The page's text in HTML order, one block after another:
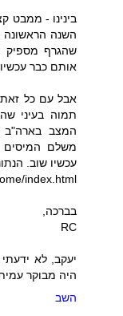
בינינו - ממבט
השנה הראשונה
שהגרף מספיק
אותם כבר
אבל עם כל
תמוה בעיני
המצב בארה"ב
משלם המיסים
עכשיו שוב.
index.html
בברכה,
RC
יעקב, לא
היה מבוקר
השב